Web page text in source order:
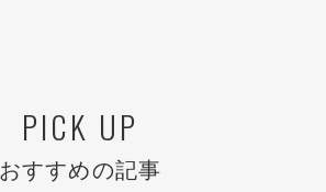
PICK UP
おすすめの記事